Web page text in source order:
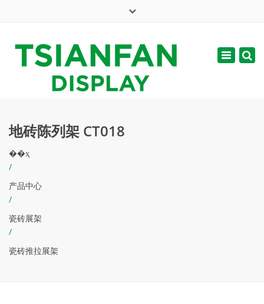
周一 - 周六: 7:00 - 17:00
Toggle
地砖陈列架 CT018
��ҳ
/
产品中心
/
瓷砖展架
/
瓷砖推拉展架